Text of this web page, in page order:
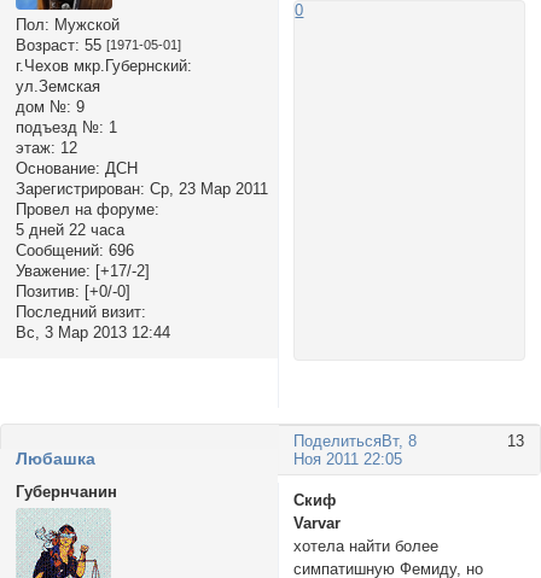
Пол: Мужской
Возраст: 55 [1971-05-01]
г.Чехов мкр.Губернский:
ул.Земская
дом №: 9
подъезд №: 1
этаж: 12
Основание: ДСН
Зарегистрирован: Ср, 23 Мар 2011
Провел на форуме:
5 дней 22 часа
Сообщений: 696
Уважение: [+17/-2]
Позитив: [+0/-0]
Последний визит:
Вс, 3 Мар 2013 12:44
0
Поделиться 13
Вт, 8
Ноя 2011 22:05
Любашка
Губернчанин
Скиф
Varvar
хотела найти более
симпатишную Фемиду, но